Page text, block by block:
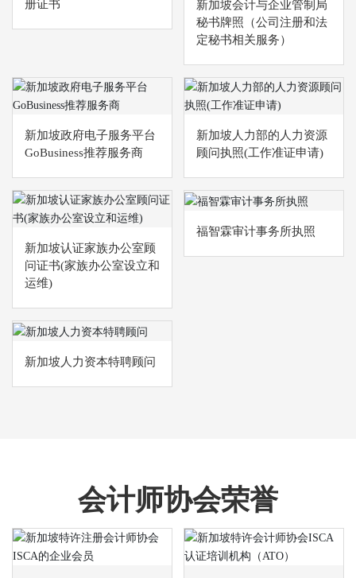
册证书
新加坡会计与企业管制局
秘书牌照（公司注册和法
定秘书相关服务）
新加坡政府电子服务平台
GoBusiness推荐服务商
新加坡人力部的人力资源
顾问执照(工作准证申请)
新加坡认证家族办公室顾
问证书(家族办公室设立和
运维)
福智霖审计事务所执照
新加坡人力资本特聘顾问
会计师协会荣誉